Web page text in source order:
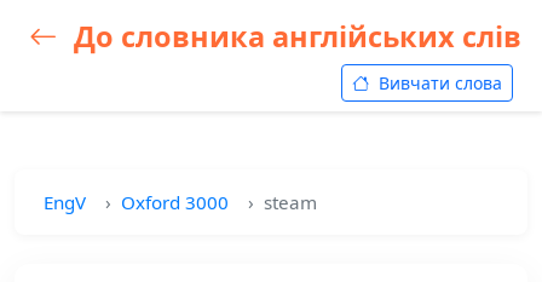
До словника англійських слів
Вивчати слова
EngV Oxford 3000 steam